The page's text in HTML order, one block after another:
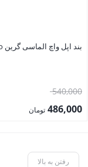
بند اپل واچ الماسی گرین Green Exquisite diamond bello
540,000قیمت
اصلی:486,000 تومان
486,000 تومان.رفتن به بالا